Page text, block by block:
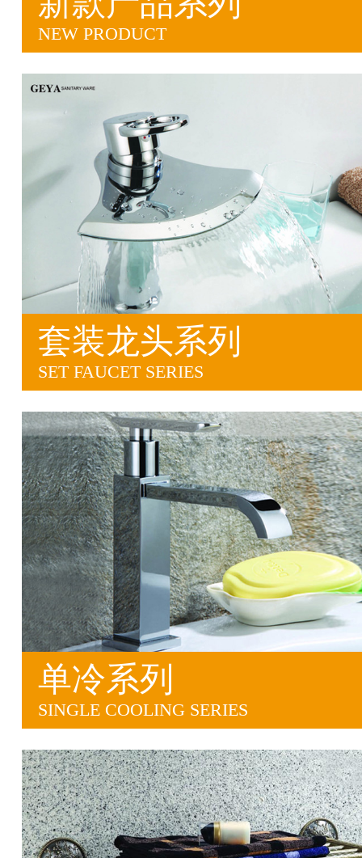
NEW PRODUCT
套装龙头系列
SET FAUCET SERIES
单冷系列
SINGLE COOLING SERIES